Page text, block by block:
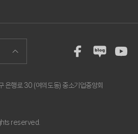
은행로 30 (여의도동) 중소기업중앙회
reserved.